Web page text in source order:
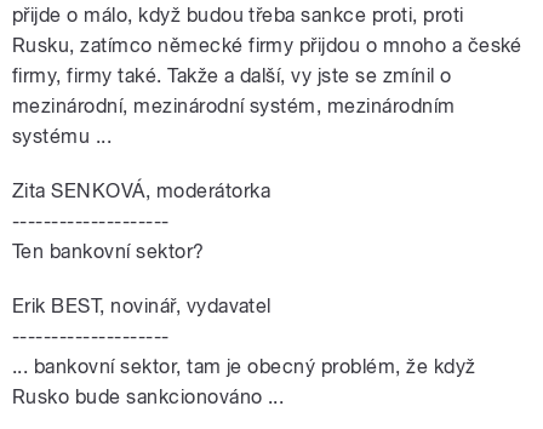
přijde o málo, když budou třeba sankce proti, proti
Rusku, zatímco německé firmy přijdou o mnoho a české
firmy, firmy také. Takže a další, vy jste se zmínil o
mezinárodní, mezinárodní systém, mezinárodním
systému ...
Zita SENKOVÁ, moderátorka
--------------------
Ten bankovní sektor?
Erik BEST, novinář, vydavatel
--------------------
... bankovní sektor, tam je obecný problém, že když
Rusko bude sankcionováno ...